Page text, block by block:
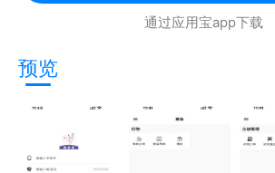
通过应用宝app下载
预览